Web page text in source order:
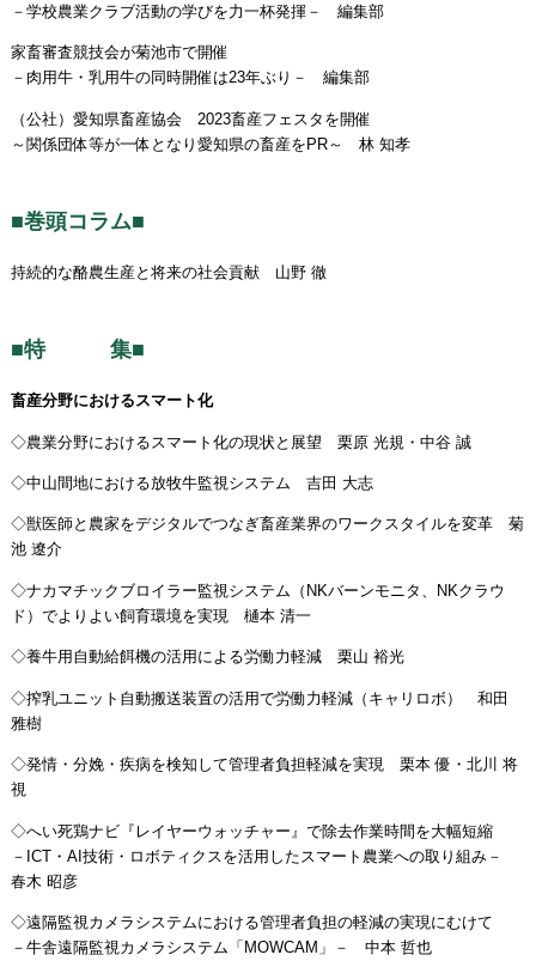
－学校農業クラブ活動の学びを力一杯発揮－ 編集部
家畜審査競技会が菊池市で開催
－肉用牛・乳用牛の同時開催は23年ぶり－ 編集部
（公社）愛知県畜産協会 2023畜産フェスタを開催
～関係団体等が一体となり愛知県の畜産をPR～ 林 知孝
■巻頭コラム■
持続的な酪農生産と将来の社会貢献 山野 徹
■特 集■
畜産分野におけるスマート化
◇農業分野におけるスマート化の現状と展望 栗原 光規・中谷 誠
◇中山間地における放牧牛監視システム 吉田 大志
◇獣医師と農家をデジタルでつなぎ畜産業界のワークスタイルを変革 菊
池 遼介
◇ナカマチックブロイラー監視システム（NKバーンモニタ、NKクラウ
ド）でよりよい飼育環境を実現 樋本 清一
◇養牛用自動給餌機の活用による労働力軽減 栗山 裕光
◇搾乳ユニット自動搬送装置の活用で労働力軽減（キャリロボ） 和田
雅樹
◇発情・分娩・疾病を検知して管理者負担軽減を実現 栗本 優・北川 将
視
◇へい死鶏ナビ『レイヤーウォッチャー』で除去作業時間を大幅短縮
－ICT・AI技術・ロボティクスを活用したスマート農業への取り組み－
春木 昭彦
◇遠隔監視カメラシステムにおける管理者負担の軽減の実現にむけて
－牛舎遠隔監視カメラシステム「MOWCAM」－ 中本 哲也